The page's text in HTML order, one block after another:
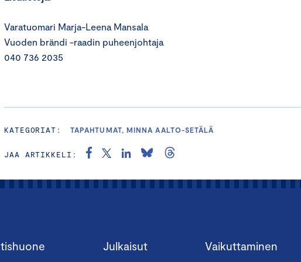
Varatuomari Marja-Leena Mansala
Vuoden brändi -raadin puheenjohtaja
040 736 2035
KATEGORIAT: TAPAHTUMAT, MINNA AALTO-SETÄLÄ
JAA ARTIKKELI:
Julkaisut Vaikuttaminen